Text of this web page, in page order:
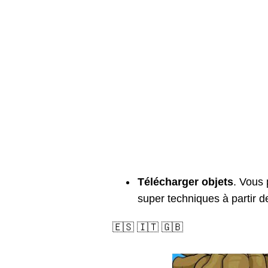
Télécharger objets. Vous
super techniques à partir
🇪🇸 🇮🇹 🇬🇧